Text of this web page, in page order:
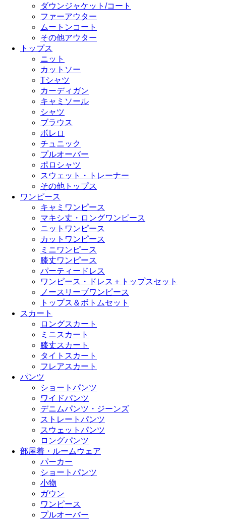
ダウンジャケット/コート
ファーアウター
ムートンコート
その他アウター
トップス
ニット
カットソー
Tシャツ
カーディガン
キャミソール
シャツ
ブラウス
ボレロ
チュニック
プルオーバー
ポロシャツ
スウェット・トレーナー
その他トップス
ワンピース
キャミワンピース
マキシ丈・ロングワンピース
ニットワンピース
カットワンピース
ミニワンピース
膝丈ワンピース
パーティードレス
ワンピース・ドレス＋トップスセット
ノースリーブワンピース
トップス＆ボトムセット
スカート
ロングスカート
ミニスカート
膝丈スカート
タイトスカート
フレアスカート
パンツ
ショートパンツ
ワイドパンツ
デニムパンツ・ジーンズ
ストレートパンツ
スウェットパンツ
ロングパンツ
部屋着・ルームウェア
パーカー
ショートパンツ
小物
ガウン
ワンピース
プルオーバー